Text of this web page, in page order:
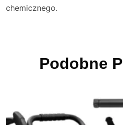
chemicznego.
Podobne